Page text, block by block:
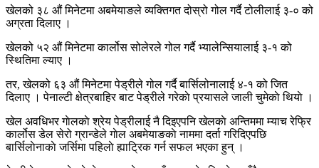
खेलको ३८ औं मिनेटमा अबमेयाङले व्यक्तिगत दोस्रो गोल गर्दै टोलीलाई ३-० को
अग्रता दिलाए ।
खेलको ५२ औं मिनेटमा कार्लोस सोलेरले गोल गर्दै भ्यालेन्सियालाई ३-१ को
स्थितिमा ल्याए ।
तर, खेलको ६३ औं मिनेटमा पेड्रीले गोल गर्दै बार्सिलोनालाई ४-१ को जित
दिलाए । पेनाल्टी क्षेत्रबाहिर बाट पेड्रीले गरेकाे प्रयासले जाली चुमेकाे थियाे ।
खेल अवधिभर गाेलकाे श्रेय पेड्रीलाई नै दिइएपनि खेलकाे अन्तिममा म्याच रेफ्रि
कार्लोस डेल सेरो ग्रान्डेले गाेल अबमेयाङकाे नाममा दर्ता गरिदिएपछि
बार्सिलाेनाकाे जर्सिमा पहिलाे ह्याट्रिक गर्न सफल भएका हुन् ।